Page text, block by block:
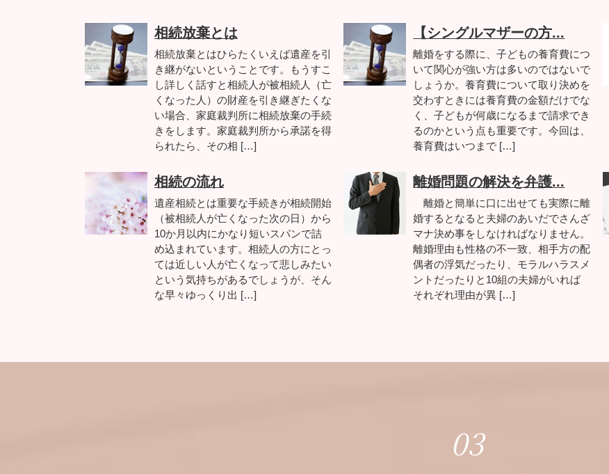
相続放棄とは
相続放棄とはひらたくいえば遺産を引
き継がないということです。もうすこ
し詳しく話すと相続人が被相続人（亡
くなった人）の財産を引き継ぎたくな
い場合、家庭裁判所に相続放棄の手続
きをします。家庭裁判所から承諾を得
られたら、その相 […]
【シングルマザーの方...
離婚をする際に、子どもの養育費につ
いて関心が強い方は多いのではないで
しょうか。養育費について取り決めを
交わすときには養育費の金額だけでな
く、子どもが何歳になるまで請求でき
るのかという点も重要です。今回は、
養育費はいつまで […]
相続の流れ
遺産相続とは重要な手続きが相続開始
（被相続人が亡くなった次の日）から
10か月以内にかなり短いスパンで詰
め込まれています。相続人の方にとっ
ては近しい人が亡くなって悲しみたい
という気持ちがあるでしょうが、そん
な早々ゆっくり出 […]
離婚問題の解決を弁護...
離婚と簡単に口に出せても実際に離
婚するとなると夫婦のあいだでさんざ
マナ決め事をしなければなりません。
離婚理由も性格の不一致、相手方の配
偶者の浮気だったり、モラルハラスメ
ントだったりと10組の夫婦がいれば
それぞれ理由が異 […]
03